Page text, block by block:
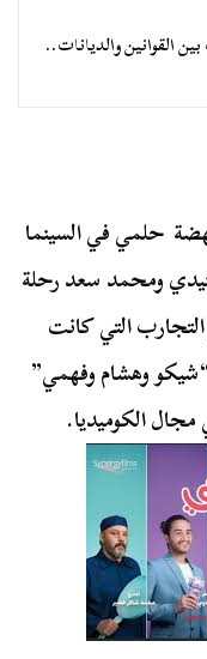
القوانين والديانات..
حلمي في السينما
ومحمد سعد رحلة
التي كانت
“شيكو وهشام وفهمي”
الكوميديا.